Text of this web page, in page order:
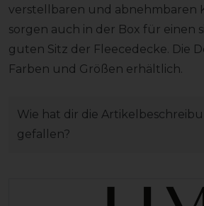
verstellbaren und abnehmbaren
sorgen auch in der Box für einen
guten Sitz der Fleecedecke. Die
Farben und Größen erhältlich.
Wie hat dir die
gefallen?